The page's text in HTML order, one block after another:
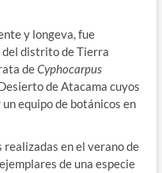
y longeva, fue
del distrito de Tierra
deCyphocarpus
de Atacama cuyos
equipo de botánicos en
en el verano de
de una especie